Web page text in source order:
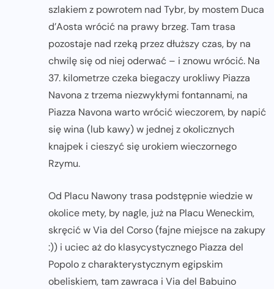
szlakiem z powrotem nad Tybr, by mostem Duca
d’Aosta wrócić na prawy brzeg. Tam trasa
pozostaje nad rzeką przez dłuższy czas, by na
chwilę się od niej oderwać – i znowu wrócić. Na
37. kilometrze czeka biegaczy urokliwy Piazza
Navona z trzema niezwykłymi fontannami, na
Piazza Navona warto wrócić wieczorem, by napić
się wina (lub kawy) w jednej z okolicznych
knajpek i cieszyć się urokiem wieczornego
Rzymu.
Od Placu Nawony trasa podstępnie wiedzie w
okolice mety, by nagle, już na Placu Weneckim,
skręcić w Via del Corso (fajne miejsce na zakupy
:)) i uciec aż do klasycystycznego Piazza del
Popolo z charakterystycznym egipskim
obeliskiem, tam zawraca i Via del Babuino